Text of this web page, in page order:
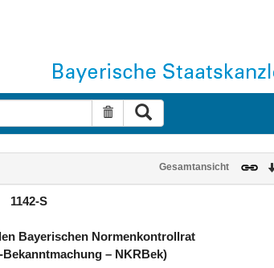
Suche zurücksetzen
Gesamtansicht
1142-S
Bayerischen Normenkontrollrat
– NKRBek)